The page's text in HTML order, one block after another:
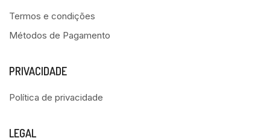
Termos e condições
Métodos de Pagamento
PRIVACIDADE
Política de privacidade
LEGAL